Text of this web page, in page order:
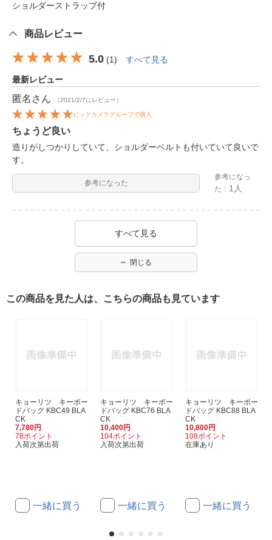
ショルダーストラップ付
商品レビュー
5.0 (1) すべて見る
最新レビュー
匿名 さん （2021/2/7にレビュー）
ビックカメラグループで購入
ちょうど良い
造りがしつかりしていて、ショルダーベルトも付いていて良いで
す。
参考になった
参考になっ
た： 1人
すべて見る
閉じる
この商品を見た人は、こちらの商品も見ています
キョーリツ キーボー
ドバッグ KBC49 BLA
CK
7,780円
78ポイント
入荷次第出荷
一緒に買う
キョーリツ キーボー
ドバッグ KBC76 BLA
CK
10,400円
104ポイント
入荷次第出荷
一緒に買う
キョーリツ キーボー
ドバッグ KBC88 BLA
CK
10,800円
108ポイント
在庫あり
一緒に買う